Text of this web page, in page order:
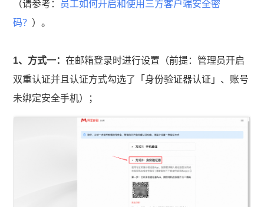
（请参考：
员工如何开启和使用三方客户端安全密
码？ ）。
1、方式一： 在邮箱登录时进行设置（前提：管理员开启
双重认证并且认证方式勾选了「身份验证器认证」、账号
未绑定安全手机）；